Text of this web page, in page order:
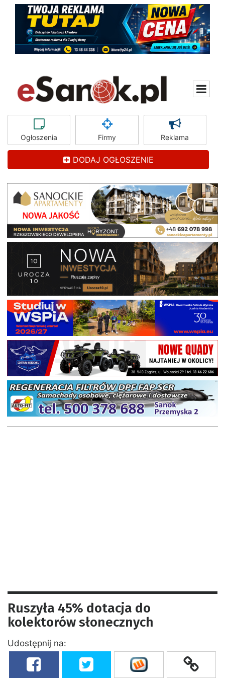
Ogłoszenia Firmy Reklama
DODAJ OGŁOSZENIE
Ruszyła 45% dotacja do
kolektorów słonecznych
Udostępnij na: